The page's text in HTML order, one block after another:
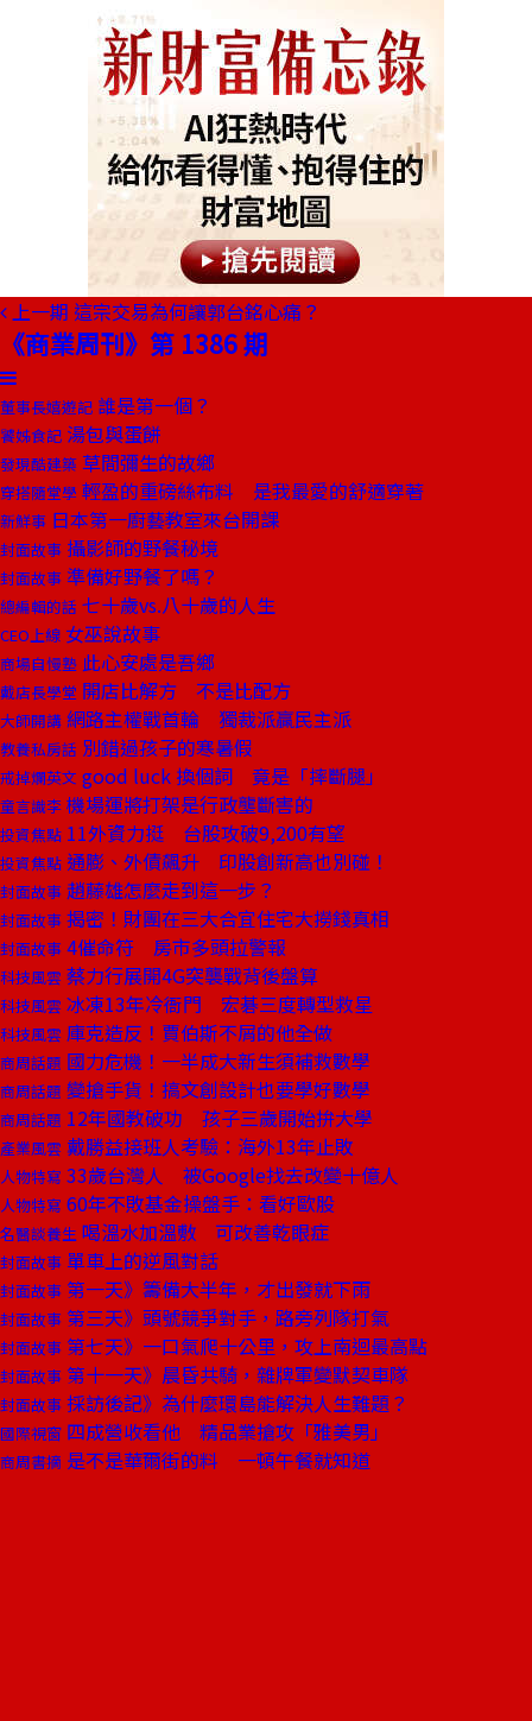
上一期 這宗交易為何讓郭台銘心痛？
《商業周刊》第 1386 期
董事長嬉遊記 誰是第一個？
饕姊食記 湯包與蛋餅
發現酷建築 草間彌生的故鄉
穿搭隨堂學 輕盈的重磅絲布料 是我最愛的舒適穿著
新鮮事 日本第一廚藝教室來台開課
封面故事 攝影師的野餐秘境
封面故事 準備好野餐了嗎？
總編輯的話 七十歲vs.八十歲的人生
CEO上線 女巫說故事
商場自慢塾 此心安處是吾鄉
戴店長學堂 開店比解方 不是比配方
大師開講 網路主權戰首輪 獨裁派贏民主派
教養私房話 別錯過孩子的寒暑假
戒掉爛英文 good luck 換個詞 竟是「摔斷腿」
童言識李 機場運將打架是行政壟斷害的
投資焦點 11外資力挺 台股攻破9,200有望
投資焦點 通膨、外債飆升 印股創新高也別碰！
封面故事 趙藤雄怎麼走到這一步？
封面故事 揭密！財團在三大合宜住宅大撈錢真相
封面故事 4催命符 房市多頭拉警報
科技風雲 蔡力行展開4G突襲戰背後盤算
科技風雲 冰凍13年冷衙門 宏碁三度轉型救星
科技風雲 庫克造反！賈伯斯不屑的他全做
商周話題 國力危機！一半成大新生須補救數學
商周話題 變搶手貨！搞文創設計也要學好數學
商周話題 12年國教破功 孩子三歲開始拚大學
產業風雲 戴勝益接班人考驗：海外13年止敗
人物特寫 33歲台灣人 被Google找去改變十億人
人物特寫 60年不敗基金操盤手：看好歐股
名醫談養生 喝溫水加溫敷 可改善乾眼症
封面故事 單車上的逆風對話
封面故事 第一天》籌備大半年，才出發就下雨
封面故事 第三天》頭號競爭對手，路旁列隊打氣
封面故事 第七天》一口氣爬十公里，攻上南迴最高點
封面故事 第十一天》晨昏共騎，雜牌軍變默契車隊
封面故事 採訪後記》為什麼環島能解決人生難題？
國際視窗 四成營收看他 精品業搶攻「雅美男」
商周書摘 是不是華爾街的料 一頓午餐就知道